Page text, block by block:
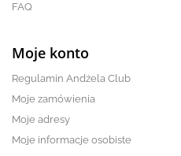
FAQ
Moje konto
Regulamin Andżela Club
Moje zamówienia
Moje adresy
Moje informacje osobiste